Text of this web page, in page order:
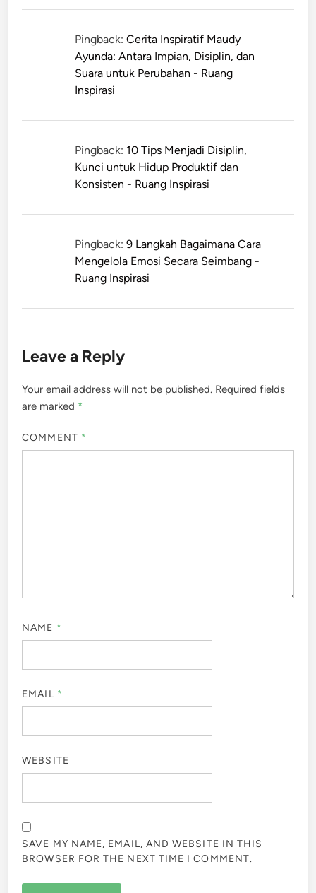
Pingback:Cerita Inspiratif Maudy
Ayunda: Antara Impian, Disiplin, dan
Suara untuk Perubahan - Ruang
Inspirasi
Pingback: 10 Tips Menjadi Disiplin,
Kunci untuk Hidup Produktif dan
Konsisten - Ruang Inspirasi
Pingback:9 Langkah Bagaimana Cara
Mengelola Emosi Secara Seimbang -
Ruang Inspirasi
Leave a Reply
Your email address will not be published. Required fields
are marked *
COMMENT *
NAME *
EMAIL *
WEBSITE
SAVE MY NAME, EMAIL, AND WEBSITE IN THIS
BROWSER FOR THE NEXT TIME I COMMENT.